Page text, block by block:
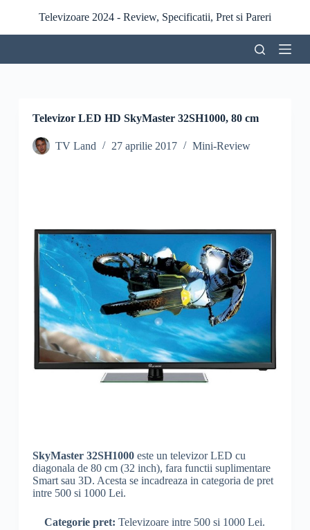
r
l
Televizoare 2024 - Review, Specificatii, Pret si Pareri
Televizor LED HD SkyMaster 32SH1000, 80 cm
TV Land 27 aprilie 2017 Mini-Review
SkyMaster 32SH1000este un televizor LED cu
diagonala de 80 cm (32 inch), fara functii suplimentare
Smart sau 3D. Acesta se incadreaza in categoria de pret
intre 500 si 1000 Lei.
Categorie pret:Televizoare intre 500 si 1000 Lei.